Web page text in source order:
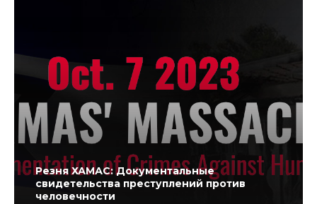
Резня ХАМАС: Документальные
свидетельства преступлений против
человечности